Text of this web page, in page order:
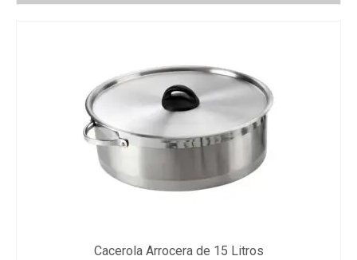
Cacerola Arrocera de 15 Litros